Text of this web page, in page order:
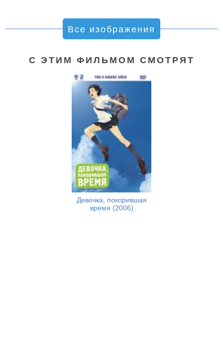
Все изображения
С ЭТИМ ФИЛЬМОМ СМОТРЯТ
Девочка, покорившая
время (2006)